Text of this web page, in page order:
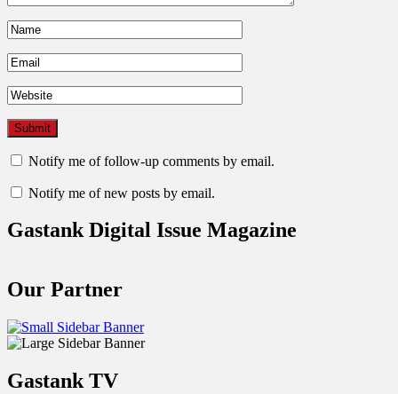
Notify me of follow-up comments by email.
Notify me of new posts by email.
Gastank Digital Issue Magazine
Our Partner
Gastank TV